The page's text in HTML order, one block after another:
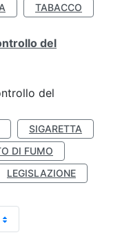
TABACCO
del
del
SIGARETTA
DI FUMO
LEGISLAZIONE